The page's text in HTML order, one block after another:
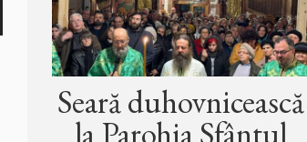
Seară duhovnicească
la Parohia Sfântul